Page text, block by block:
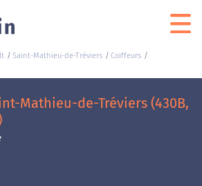
Saint-Mathieu-de-Tréviers
Coiffeurs
Mathieu-de-Tréviers (430B,